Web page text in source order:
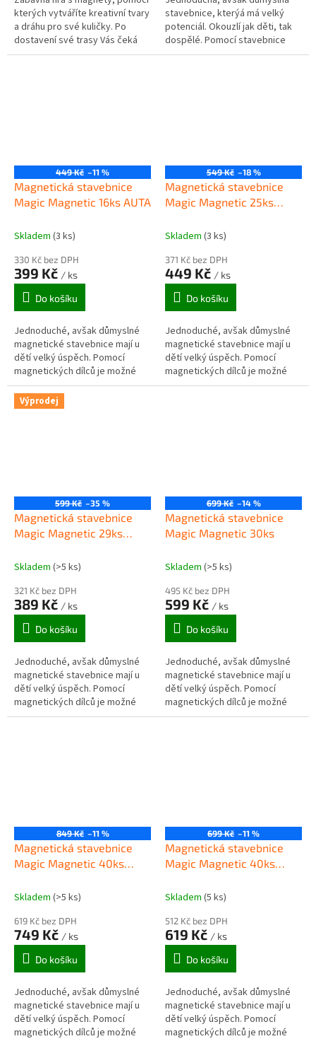
kterých vytváříte kreativní tvary
a dráhu pro své kuličky. Po
dostavení své trasy Vás čeká
chvíli napětí!
stavebnice, kterýá má velký
potenciál. Okouzlí jak děti, tak
dospělé. Pomocí stavebnice
rozvíjíte kreativitu, fantazii a
449 Kč –11 %
Magnetická stavebnice
Magic Magnetic 16ks AUTA
Skladem (3 ks)
330 Kč bez DPH
399 Kč / ks
Do košíku
Jednoduché, avšak důmyslné
magnetické stavebnice mají u
dětí velký úspěch. Pomocí
magnetických dílců je možné
sestavovat různé modely a
vzory. Tato stavebnice nabízí
díly k...
549 Kč –18 %
Magnetická stavebnice
Magic Magnetic 25ks
Skladem (3 ks)
371 Kč bez DPH
449 Kč / ks
Do košíku
Jednoduché, avšak důmyslné
magnetické stavebnice mají u
dětí velký úspěch. Pomocí
magnetických dílců je možné
sestavovat různé modely a
Výprodej
599 Kč –35 %
Magnetická stavebnice
Magic Magnetic 29ks
Skladem (>5 ks)
321 Kč bez DPH
389 Kč / ks
Do košíku
Jednoduché, avšak důmyslné
magnetické stavebnice mají u
dětí velký úspěch. Pomocí
magnetických dílců je možné
sestavovat různé modely a
699 Kč –14 %
Magnetická stavebnice
Magic Magnetic 30ks
Skladem (>5 ks)
495 Kč bez DPH
599 Kč / ks
Do košíku
Jednoduché, avšak důmyslné
magnetické stavebnice mají u
dětí velký úspěch. Pomocí
magnetických dílců je možné
sestavovat různé modely a
849 Kč –11 %
Magnetická stavebnice
Magic Magnetic 40ks
Skladem (>5 ks)
619 Kč bez DPH
749 Kč / ks
Do košíku
Jednoduché, avšak důmyslné
magnetické stavebnice mají u
dětí velký úspěch. Pomocí
magnetických dílců je možné
699 Kč –11 %
Magnetická stavebnice
Magic Magnetic 40ks
Skladem (5 ks)
512 Kč bez DPH
619 Kč / ks
Do košíku
Jednoduché, avšak důmyslné
magnetické stavebnice mají u
dětí velký úspěch. Pomocí
magnetických dílců je možné